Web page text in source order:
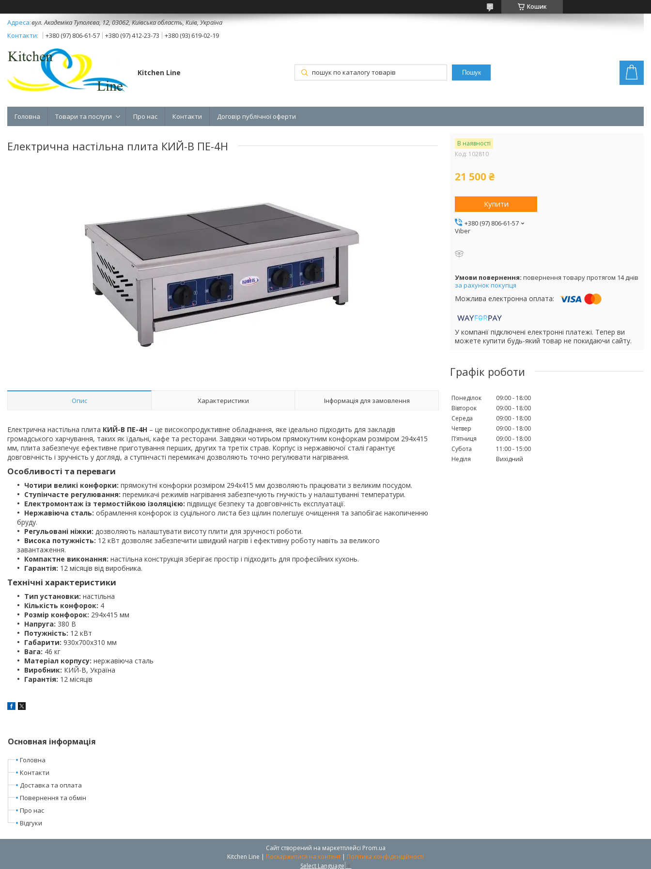
Кошик
вул. Академіка Туполєва, 12, 03062, Київська область, Київ, Україна
+380 (97) 806-61-57
+380 (97) 412-23-73 +380 (93) 619-02-19
Kitchen Line Пошук
Головна Товари та послуги Про нас Контакти Договір публічної оферти
Електрична настільна плита КИЙ-В ПЕ-4Н
Опис Характеристики Інформація для замовлення
Електрична настільна плита КИЙ-В ПЕ-4Н – це високопродуктивне обладнання, яке ідеально підходить для закладів
громадського харчування, таких як їдальні, кафе та ресторани. Завдяки чотирьом прямокутним конфоркам розміром 294х415
мм, плита забезпечує ефективне приготування перших, других та третіх страв. Корпус із нержавіючої сталі гарантує
довговічність і зручність у догляді, а ступінчасті перемикачі дозволяють точно регулювати нагрівання.
Особливості та переваги
Чотири великі конфорки: прямокутні конфорки розміром 294х415 мм дозволяють працювати з великим посудом.
Ступінчасте регулювання: перемикачі режимів нагрівання забезпечують гнучкість у налаштуванні температури.
Електромонтаж із термостійкою ізоляцією: підвищує безпеку та довговічність експлуатації.
Нержавіюча сталь: обрамлення конфорок із суцільного листа без щілин полегшує очищення та запобігає накопиченню
бруду.
Регульовані ніжки: дозволяють налаштувати висоту плити для зручності роботи.
Висока потужність: 12 кВт дозволяє забезпечити швидкий нагрів і ефективну роботу навіть за великого
завантаження.
Компактне виконання: настільна конструкція зберігає простір і підходить для професійних кухонь.
Гарантія: 12 місяців від виробника.
Технічні характеристики
Тип установки: настільна
Кількість конфорок: 4
Розмір конфорок: 294х415 мм
Напруга: 380 В
Потужність: 12 кВт
Габарити: 930х700х310 мм
Вага: 46 кг
Матеріал корпусу: нержавіюча сталь
Виробник: КИЙ-В, Україна
Гарантія: 12 місяців
В наявності
Код: 102810
21 500 ₴
Купити
+380 (97) 806-61-57
Viber
повернення товару протягом 14 днів
за рахунок покупця
У компанії підключені електронні платежі. Тепер ви
можете купити будь-який товар не покидаючи сайту.
Графік роботи
Понеділок 09:00
18:00
Вівторок
09:00
18:00
Середа
09:00
18:00
Четвер
09:00
18:00
Пʼятниця
09:00
18:00
Субота
11:00
15:00
Неділя
Вихідний
Основная інформація
Головна
Контакти
Доставка та оплата
Повернення та обмін
Про нас
Відгуки
Сайт створений на маркетплейсі Prom.ua
Kitchen Line | Поскаржитися на контент | Політика конфіденційності
Select Language ▼